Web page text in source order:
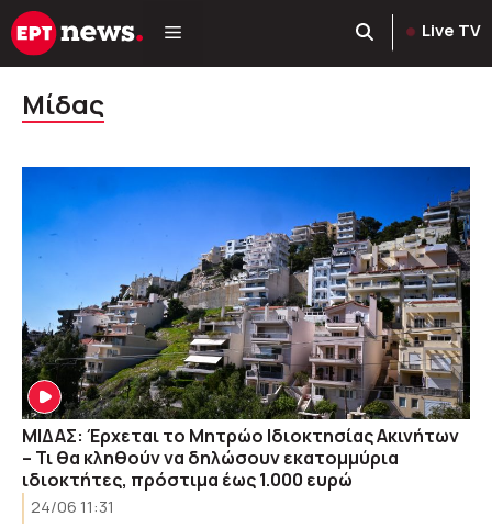
Μετάβαση
σε
Live TV
Μίδας
ΜΙΔΑΣ: Έρχεται το Μητρώο Ιδιοκτησίας Ακινήτων
– Τι θα κληθούν να δηλώσουν εκατομμύρια
ιδιοκτήτες, πρόστιμα έως 1.000 ευρώ
24/06 11:31